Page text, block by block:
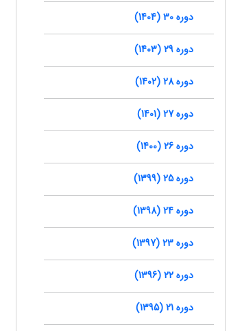
دوره 30 (1404)
دوره 29 (1403)
دوره 28 (1402)
دوره 27 (1401)
دوره 26 (1400)
دوره 25 (1399)
دوره 24 (1398)
دوره 23 (1397)
دوره 22 (1396)
دوره 21 (1395)